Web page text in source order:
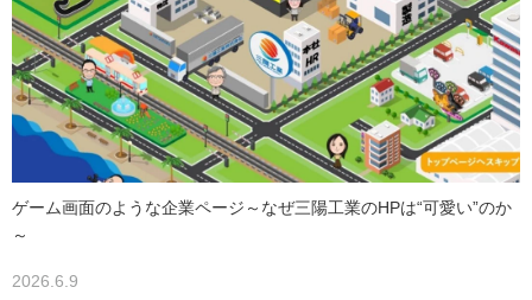
ゲーム画面のような企業ページ～なぜ三陽工業のHPは“可愛い”のか
～
2026.6.9